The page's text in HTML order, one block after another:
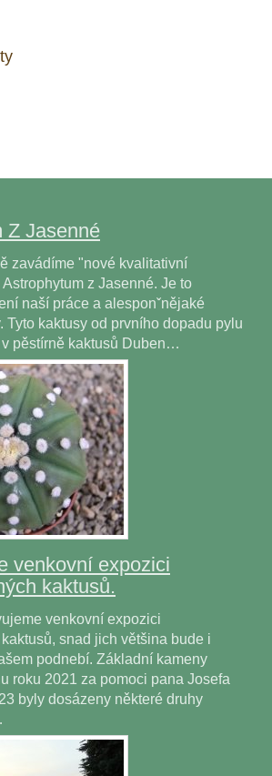
Z Jasenné
zavádíme "nové kvalitativní
z Jasenné. Je to
naší práce a alesponˇnějaké
Tyto kaktusy od prvního dopadu pylu
pěstírně kaktusů Duben…
venkovní expozici
kaktusů.
venkovní expozici
snad jich většina bude i
podnebí. Základní kameny
roku 2021 za pomoci pana Josefa
byly dosázeny některé druhy